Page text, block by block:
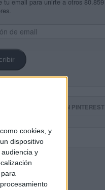
cookies, y
dispositivo
y
tu email para unirte a otros 80.859
TABLEROS EN PINTEREST